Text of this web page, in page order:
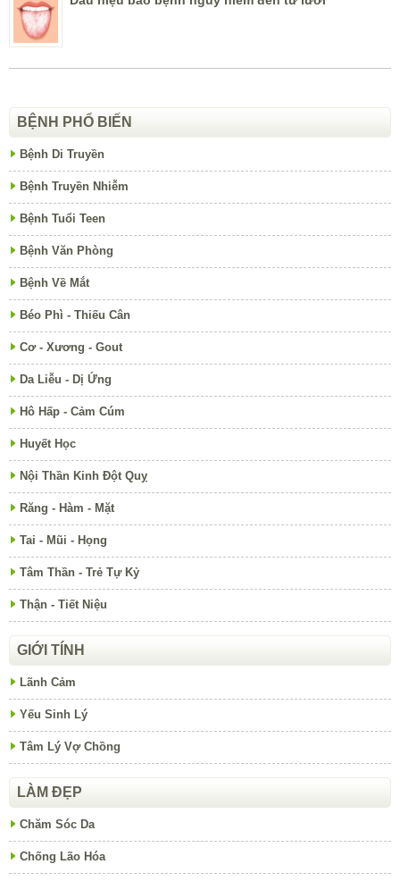
BỆNH PHỔ BIẾN
Bệnh Di Truyền
Bệnh Truyền Nhiễm
Bệnh Tuổi Teen
Bệnh Văn Phòng
Bệnh Về Mắt
Béo Phì - Thiếu Cân
Cơ - Xương - Gout
Da Liễu - Dị Ứng
Hô Hấp - Cảm Cúm
Huyết Học
Nội Thần Kinh Đột Quỵ
Răng - Hàm - Mặt
Tai - Mũi - Họng
Tâm Thần - Trẻ Tự Kỷ
Thận - Tiết Niệu
GIỚI TÍNH
Lãnh Cảm
Yếu Sinh Lý
Tâm Lý Vợ Chồng
LÀM ĐẸP
Chăm Sóc Da
Chống Lão Hóa